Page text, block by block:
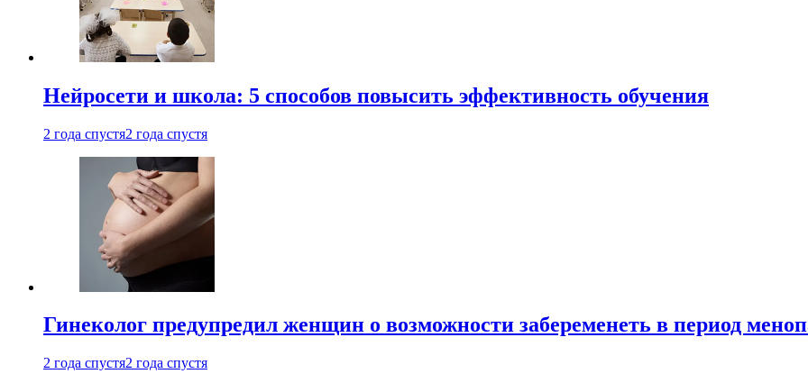
Нейросети и школа: 5 способов повысить эффективность обучения
2 года спустя2 года спустя
Гинеколог предупредил женщин о возможности забеременеть в период
2 года спустя2 года спустя